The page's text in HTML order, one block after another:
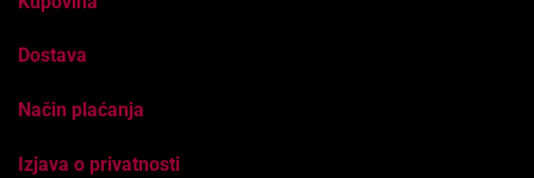
Dostava
Način plaćanja
Izjava o privatnosti